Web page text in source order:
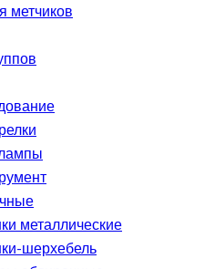
метчиков
металлические
шерхебель